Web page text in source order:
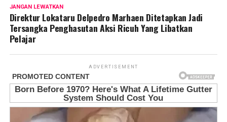
JANGAN LEWATKAN
Direktur Lokataru Delpedro Marhaen Ditetapkan Jadi
Tersangka Penghasutan Aksi Ricuh Yang Libatkan
Pelajar
ADVERTISEMENT